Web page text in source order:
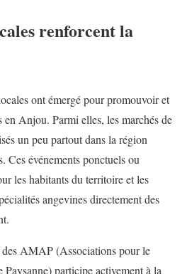
renforcent la
ont émergé pour promouvoir et
Anjou. Parmi elles, les marchés de
un peu partout dans la région
Ces événements ponctuels ou
les habitants du territoire et les
angevines directement des
AMAP (Associations pour le
participe activement à la